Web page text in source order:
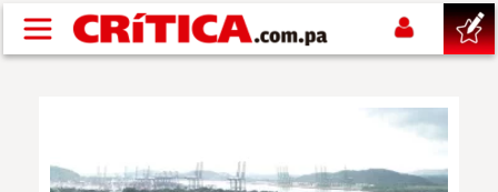
Pasar al contenido principal